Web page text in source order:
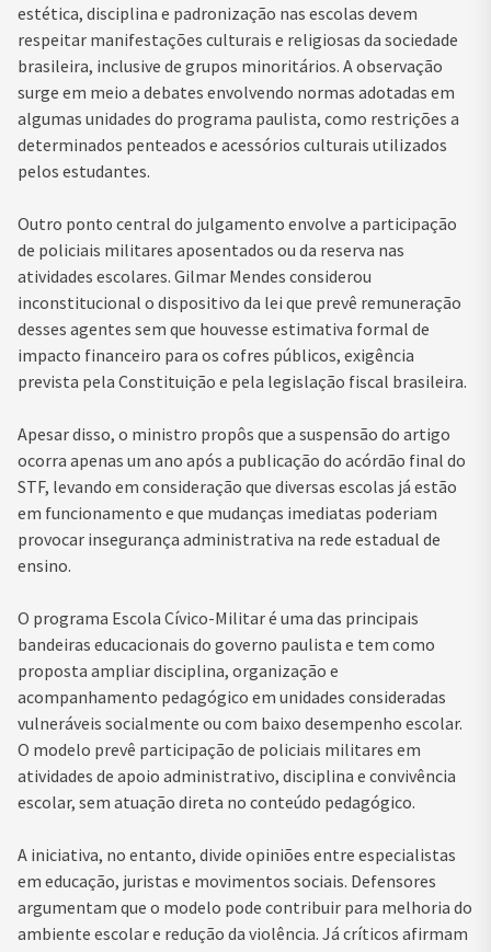
estética, disciplina e padronização nas escolas devem
respeitar manifestações culturais e religiosas da sociedade
brasileira, inclusive de grupos minoritários. A observação
surge em meio a debates envolvendo normas adotadas em
algumas unidades do programa paulista, como restrições a
determinados penteados e acessórios culturais utilizados
pelos estudantes.
Outro ponto central do julgamento envolve a participação
de policiais militares aposentados ou da reserva nas
atividades escolares. Gilmar Mendes considerou
inconstitucional o dispositivo da lei que prevê remuneração
desses agentes sem que houvesse estimativa formal de
impacto financeiro para os cofres públicos, exigência
prevista pela Constituição e pela legislação fiscal brasileira.
Apesar disso, o ministro propôs que a suspensão do artigo
ocorra apenas um ano após a publicação do acórdão final do
STF, levando em consideração que diversas escolas já estão
em funcionamento e que mudanças imediatas poderiam
provocar insegurança administrativa na rede estadual de
ensino.
O programa Escola Cívico-Militar é uma das principais
bandeiras educacionais do governo paulista e tem como
proposta ampliar disciplina, organização e
acompanhamento pedagógico em unidades consideradas
vulneráveis socialmente ou com baixo desempenho escolar.
O modelo prevê participação de policiais militares em
atividades de apoio administrativo, disciplina e convivência
escolar, sem atuação direta no conteúdo pedagógico.
A iniciativa, no entanto, divide opiniões entre especialistas
em educação, juristas e movimentos sociais. Defensores
argumentam que o modelo pode contribuir para melhoria do
ambiente escolar e redução da violência. Já críticos afirmam